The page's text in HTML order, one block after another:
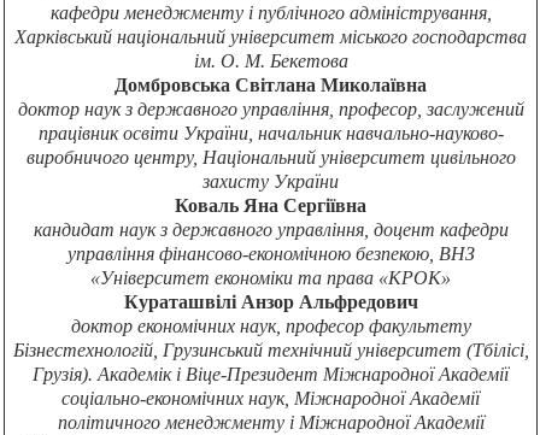
кафедри менеджменту і публічного адміністрування,
Харківський національний університет міського господарства
ім. О. М. Бекетова
Домбровська Світлана Миколаївна
доктор наук з державного управління, професор, заслужений
працівник освіти України, начальник навчально-науково-
виробничого центру, Національний університет цивільного
захисту України
Коваль Яна Сергіївна
кандидат наук з державного управління, доцент кафедри
управління фінансово-економічною безпекою, ВНЗ
«Університет економіки та права «КРОК»
Кураташвілі Анзор Альфредович
доктор економічних наук, професор факультету
Бізнестехнологій, Грузинський технічний університет (Тбілісі,
Грузія). Академік і Віце-Президент Міжнародної Академії
соціально-економічних наук, Міжнародної Академії
політичного менеджменту і Міжнародної Академії